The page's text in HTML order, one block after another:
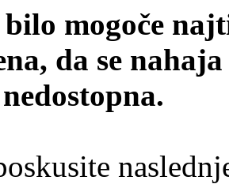
mogoče
da se